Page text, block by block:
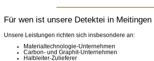
Für wen ist unsere Detektei in Meitingen
Unsere Leistungen richten sich insbesondere an:
Materialtechnologie-Unternehmen
Carbon- und Graphit-Unternehmen
Halbleiter-Zulieferer